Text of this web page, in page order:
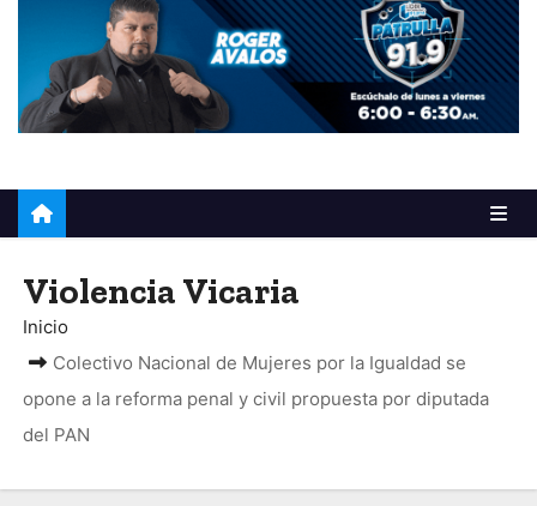
Violencia Vicaria
Inicio
Colectivo Nacional de Mujeres por la Igualdad se
opone a la reforma penal y civil propuesta por diputada
del PAN